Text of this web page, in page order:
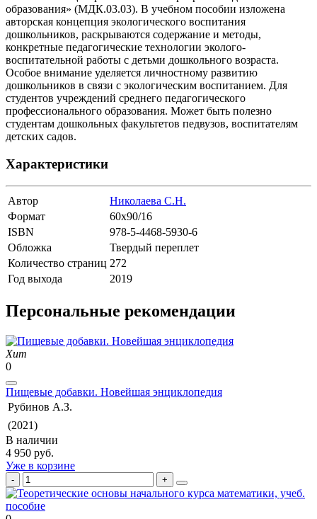
образования» (МДК.03.03). В учебном пособии изложена
авторская концепция экологического воспитания
дошкольников, раскрываются содержание и методы,
конкретные педагогические технологии эколого-
воспитательной работы с детьми дошкольного возраста.
Особое внимание уделяется личностному развитию
дошкольников в связи с экологическим воспитанием. Для
студентов учреждений среднего педагогического
профессионального образования. Может быть полезно
студентам дошкольных факультетов педвузов, воспитателям
детских садов.
Характеристики
Автор
Николаева С.Н.
Формат
60х90/16
ISBN
978-5-4468-5930-6
Обложка
Твердый переплет
Количество страниц 272
Год выхода
2019
Персональные рекомендации
Хит
0
Пищевые добавки. Новейшая энциклопедия
Рубинов А.З.
(2021)
В наличии
4 950 руб.
Уже в корзине